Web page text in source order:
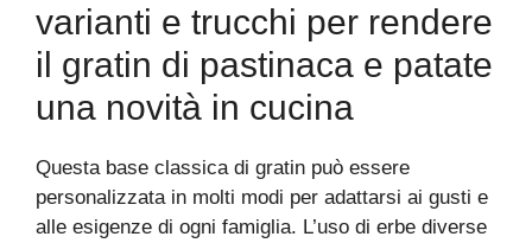
varianti e trucchi per rendere
il gratin di pastinaca e patate
una novità in cucina
Questa base classica di gratin può essere
personalizzata in molti modi per adattarsi ai gusti e
alle esigenze di ogni famiglia. L’uso di erbe diverse